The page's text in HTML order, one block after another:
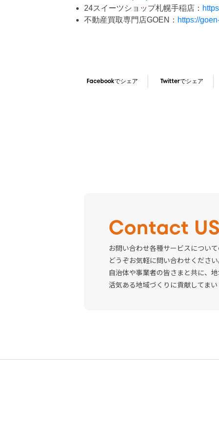
24スイーツショップ札幌手稲店：
不動産買取専門店GOEN： https://
Facebookでシェア Twitterでシェア
Contact
お問い合わせ各種サービスについ
どうぞお気軽に問い合わせくださ
自治体や事業者の皆さまと共に、
活気ある地域づくりに貢献してま